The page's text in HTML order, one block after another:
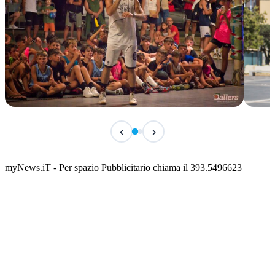
Classic Contest 3vs3 Memorial Michele
📅 6 Agosto 2026 · 09:00 · 📍 Lungomare C. Colombo
‹ ›
myNews.iT - Per spazio Pubblicitario chiama il 393.5496623